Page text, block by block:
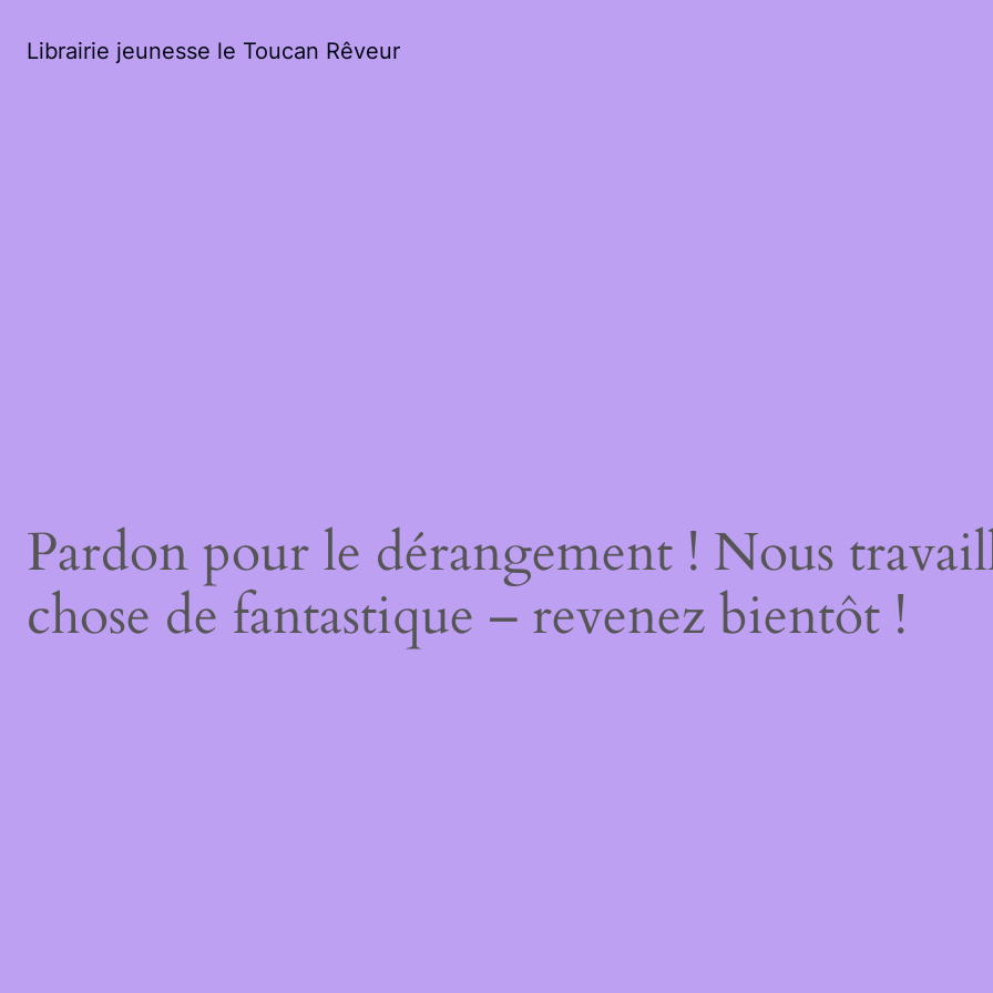
Librairie jeunesse le Toucan Rêveur
Pardon pour le dérangement ! Nous
chose de fantastique – revenez bientôt !